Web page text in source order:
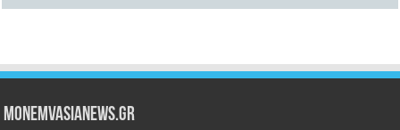
Monemvasianews.gr